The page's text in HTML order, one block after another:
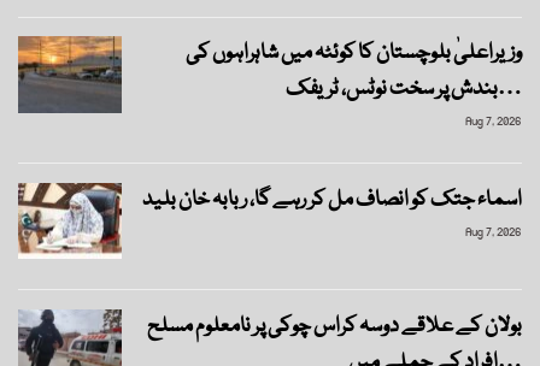
وزیراعلیٰ بلوچستان کا کوئٹہ میں شاہراہوں کی
بندش پر سخت نوٹس، ٹریفک…
Aug 7, 2026
اسماء جتک کو انصاف مل کر رہے گا، ربابہ خان بلید
Aug 7, 2026
بولان کے علاقے دوسہ کراس چوکی پر نامعلوم مسلح